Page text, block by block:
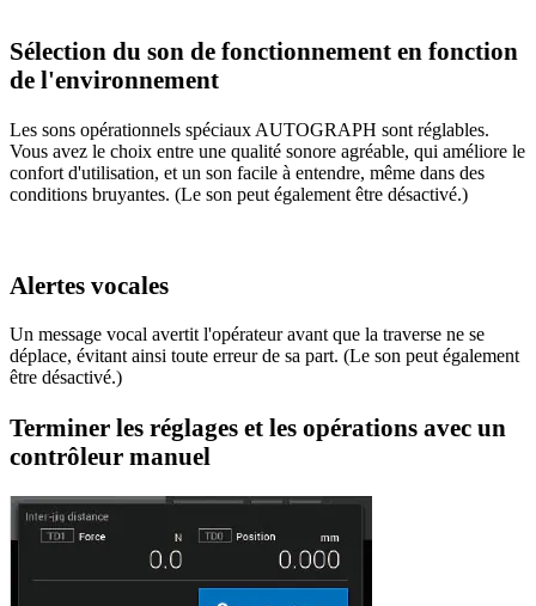
Sélection du son de fonctionnement en fonction
de l'environnement
Les sons opérationnels spéciaux AUTOGRAPH sont réglables.
Vous avez le choix entre une qualité sonore agréable, qui améliore le
confort d'utilisation, et un son facile à entendre, même dans des
conditions bruyantes. (Le son peut également être désactivé.)
Alertes vocales
Un message vocal avertit l'opérateur avant que la traverse ne se
déplace, évitant ainsi toute erreur de sa part. (Le son peut également
être désactivé.)
Terminer les réglages et les opérations avec un
contrôleur manuel